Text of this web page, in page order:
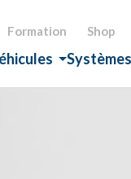
Formation Shop